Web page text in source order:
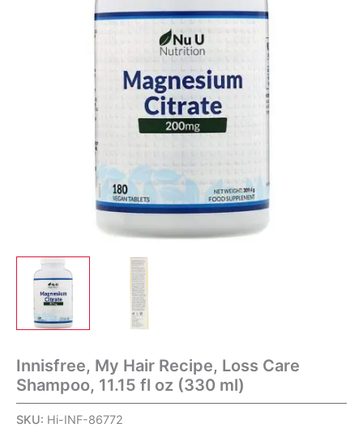
Innisfree, My Hair Recipe, Loss Care
Shampoo, 11.15 fl oz (330 ml)
SKU: Hi-INF-86772